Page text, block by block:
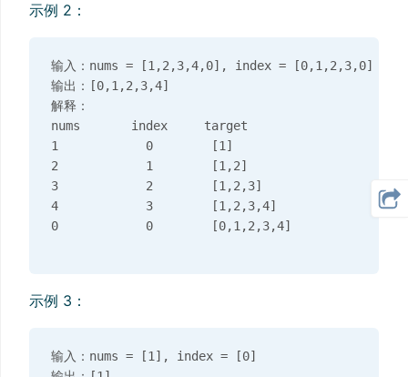
示例 2：
输入：nums = [1,2,3,4,0], index = [0,1,2,3,0]
输出：[0,1,2,3,4]
解释：
nums       index     target
1            0        [1]
2            1        [1,2]
3            2        [1,2,3]
4            3        [1,2,3,4]
示例 3：
输入：nums = [1], index = [0]